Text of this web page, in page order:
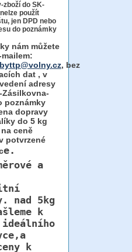
zboží do SK-
použít
jen DPD nebo
do poznámky
nám můžete
, bez
dat , v
adresy
poznámky
dopravy
do 5 kg
ceně
potvrzené
e.
a
nad 5kg
k
ideálního
k